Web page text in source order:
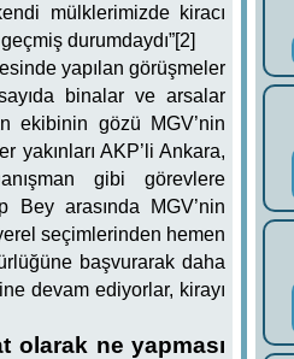
mülklerimizde kiracı
durumdaydı”[2]
yapılan görüşmeler
binalar ve arsalar
ekibinin gözü MGV’nin
yakınları AKP’li Ankara,
gibi görevlere
Bey arasında MGV’nin
yerel seçimlerinden hemen
başvurarak daha
devam ediyorlar, kirayı
olarak ne yapması